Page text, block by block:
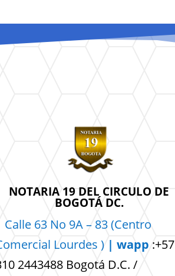
NOTARIA 19 DEL CIRCULO DE
BOGOTÁ DC.
Calle 63 No 9A – 83 (Centro
Lourdes ) | wapp :+57
2443488 Bogotá D.C. /